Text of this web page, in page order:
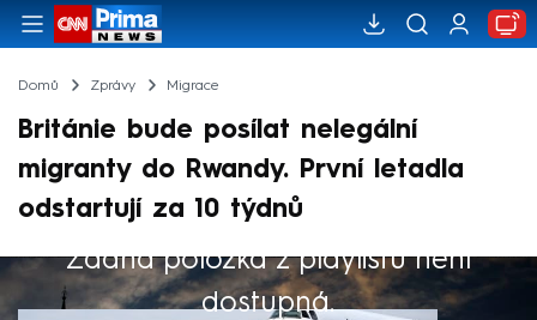
Domů Zprávy Migrace
Británie bude posílat nelegální
migranty do Rwandy. První letadla
odstartují za 10 týdnů
Žádná položka z playlistu není
dostupná.
Výběr redakce